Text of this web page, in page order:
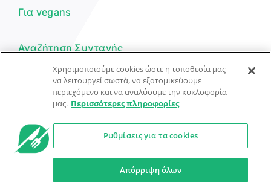
Για vegans
Αναζήτηση Συνταγής
Υποβολή Συνταγής
Φόρμα Επικοινωνίας
© Dorpon • Μηχανή αναζήτησης για …καλοφαγάδες!
Ο βοηθός μπορεί να κάνει λάθη — ελέγξτε τις συνταγές.
Χρησιμοποιούμε cookies ώστε η τοποθεσία μας
να λειτουργεί σωστά, να εξατομικεύουμε
περιεχόμενο και να αναλύουμε την κυκλοφορία
μας. Περισσότερες πληροφορίες
Ρυθμίσεις για τα cookies
Απόρριψη όλων